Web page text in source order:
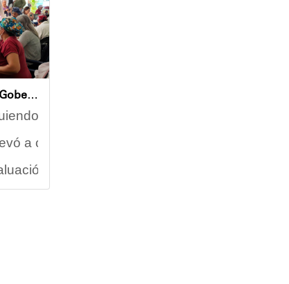
de la U.E.N. José A. Calcaño,
Héctor Rodríguez; el responsable del
iniciados en el plantel:
Lara, encabezó este miércoles una
reunió con un nutrido grupo de
Alcaldía de Sucre y Gobernación de Miranda atendieron a más de 100 adultos mayores en Petare
las directrices del Ejecutivo Nacional
a cabo en las instalaciones de la Casa de
médica, los abuelos disfrutaron de